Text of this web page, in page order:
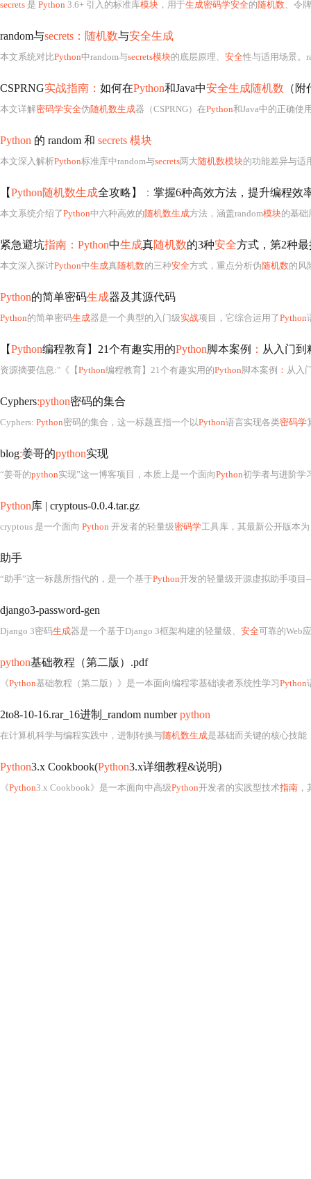
secrets 是 Python 3.6+ 引入的标准库模块 ，用于生成密码学安全的随机数、令牌和
random与secrets：随机数与安全生成
本文系统对比Python中random与secrets模块的底层原理、 安全性与适用场景。random基于
CSPRNG实战指南： 如何在Python和Java中安全生成随机数 （
本文详解密码学安全伪随机数生成器（CSPRNG）在Python和Java中的正确使
Python 的 random 和 secrets 模块
本文深入解析Python标准库中random与secrets两大随机数模块的功能差异与适
【Python随机数生成全攻略】 ： 掌握6种高效方法，提升编程效
本文系统介绍了Python中六种高效的随机数生成方法，涵盖random模块的基础
紧急避坑指南：Python中生成真随机数的3种安全方式，第2种
本文深入探讨Python中生成真随机数的三种安全方式，重点分析伪随机数的风
Python的简单密码生成器及其源代码
Python的简单密码生成器是一个典型的入门级实战项目，它综合运用了Python
【Python编程教育】21个有趣实用的Python脚本案例 ： 从入门到
资源摘要信息:"《【Python编程教育】21个有趣实用的Python 脚本案例 ： 从入
Cyphers:python密码的集合
Cyphers: Python密码的集合，这一标题直指一个以Python语言实现各类密码学
blog:姜哥的python实现
“姜哥的python实现”这一博客项目，本质上是一个面向Python初学者与进阶学习者的综合性实践型知识库
Python库 | cryptous-0.0.4.tar.gz
cryptous 是一个面向 Python 开发者的轻量级密码学工具库，其最新公开版本
助手
“助手”这一标题所指代的，是一个基于Python开发的轻量级开源虚拟助手项目——Electra（伊莱克特拉）2.0。该项目由年仅15岁的开发者Rohit Anumalasetty独立创建，充分体现了青少年在人工智能与软件工程领域的惊人潜力
django3-password-gen
Django 3密码生成器是一个基于Django 3框架构建的轻量级、 安全可靠的Web应
python基础教程（第二版）.pdf
《Python基础教程（第二版）》是一本面向编程零基础读者系统性学习Python语
2to8-10-16.rar_16进制_random numberpython
在计算机科学与编程实践中，进制转换与随机数生成是基础而关键的核心技能
Python3.x Cookbook(Python3.x详细教程&说明)
《Python3.x Cookbook》是一本面向中高级Python开发者的实践型技术指南